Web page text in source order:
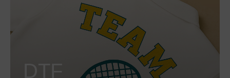
DTF